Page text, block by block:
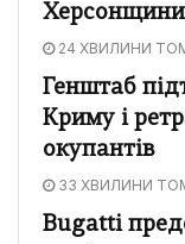
Херсонщини
24 ХВИЛИНИ
Генштаб
Криму і
окупантів
33 ХВИЛИНИ
Bugatti